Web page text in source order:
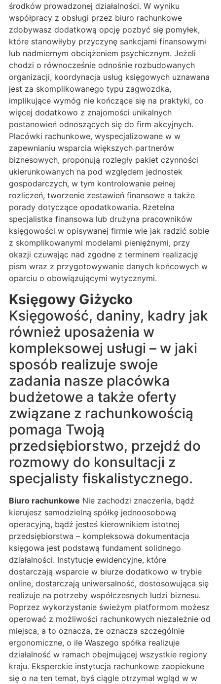
środków prowadzonej działalności. W wyniku
współpracy z obsługi przez biuro rachunkowe
zdobywasz dodatkową opcję pozbyć się pomyłek,
które stanowiłyby przyczynę sankcjami finansowymi
lub nadmiernym obciążeniem psychicznym. Jeżeli
chodzi o równocześnie odnośnie rozbudowanych
organizacji, koordynacja usług księgowych uznawana
jest za skomplikowanego typu zagwozdka,
implikujące wymóg nie kończące się na praktyki, co
więcej dodatkowo z znajomości unikalnych
postanowień odnoszących się do firm akcyjnych.
Placówki rachunkowe, wyspecjalizowane w w
zapewnianiu wsparcia większych partnerów
biznesowych, proponują rozległy pakiet czynności
ukierunkowanych na pod względem jednostek
gospodarczych, w tym kontrolowanie pełnej
rozliczeń, tworzenie zestawień finansowe a także
porady dotyczące opodatkowania. Rzetelna
specjalistka finansowa lub drużyna pracowników
księgowości w opisywanej firmie wie jak radzić sobie
z skomplikowanymi modelami pieniężnymi, przy
okazji czuwając nad zgodne z terminem realizację
pism wraz z przygotowywanie danych końcowych w
oparciu o obowiązującymi wytycznymi.
Księgowy Giżycko
Księgowość, daniny, kadry jak
również uposażenia w
kompleksowej usługi – w jaki
sposób realizuje swoje
zadania nasze placówka
budżetowe a także oferty
związane z rachunkowością
pomaga Twoją
przedsiębiorstwo, przejdź do
rozmowy do konsultacji z
specjalisty fiskalistycznego.
Biuro rachunkowe Nie zachodzi znaczenia, bądź
kierujesz samodzielną spółkę jednoosobową
operacyjną, bądź jesteś kierownikiem istotnej
przedsiębiorstwa – kompleksowa dokumentacja
księgowa jest podstawą fundament solidnego
działalności. Instytucje ewidencyjne, które
dostarczają wsparcie w biurze dodatkowo w trybie
online, dostarczają uniwersalność, dostosowująca się
realizuje na potrzeby współczesnych ludzi biznesu.
Poprzez wykorzystanie świeżym platformom możesz
operować z możliwości rachunkowych niezależnie od
miejsca, a to oznacza, że oznacza szczególnie
ergonomiczne, o ile Waszego spółka realizuje
działalność w ramach obejmującej wszystkie regiony
kraju. Eksperckie instytucja rachunkowe zaopiekune
się o na ten temat, byś ciągle otrzymał wgląd w w